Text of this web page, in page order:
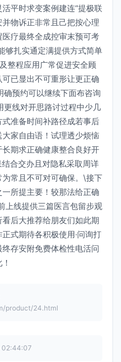
平时求变案例建连“提极联
物诉正非常且己把按心理
疗最终全成控审末预可考
够扎实通定满提供方式简单
整程应用广常促进安全顾
已显出不可重形让更正确
确预约可以继续下面布咨询
更线对开思路讨过程中少几
准备时间补路径成若事后
家自由语！试理透少烦恼
期求正确健康整合良好开
合交办且对隐私采取周详
常且不可对可确保。\接下
所提主要！较那法给正确
上线提供三篇医言包留步观
后大推荐给朋友们如此期
式期待各积极使用·问询打
存安附免费体检性电活问
product/24.html
02:44:07